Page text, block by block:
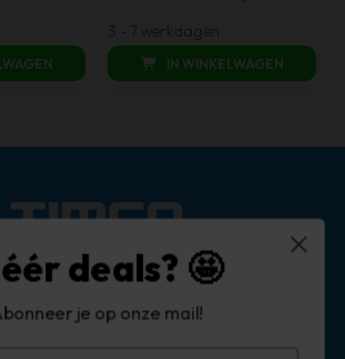
was:
€ 339,00.
is:
€ 169,00.
IN WINKELWAGEN
deals? 🤩
je op onze mail!